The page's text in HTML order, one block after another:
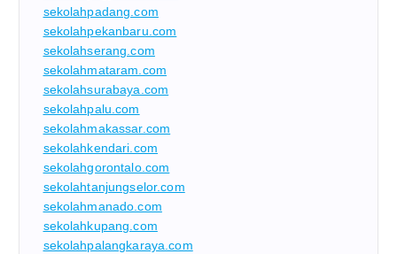
sekolahpadang.com
sekolahpekanbaru.com
sekolahserang.com
sekolahmataram.com
sekolahsurabaya.com
sekolahpalu.com
sekolahmakassar.com
sekolahkendari.com
sekolahgorontalo.com
sekolahtanjungselor.com
sekolahmanado.com
sekolahkupang.com
sekolahpalangkaraya.com